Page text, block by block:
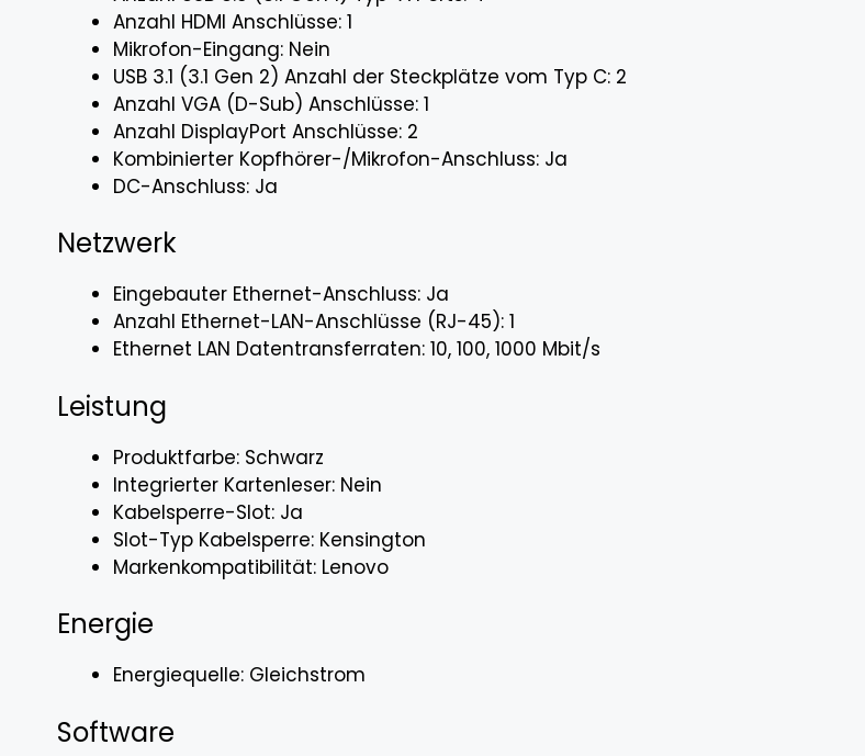
Anzahl HDMI Anschlüsse: 1
Mikrofon-Eingang: Nein
USB 3.1 (3.1 Gen 2) Anzahl der Steckplätze vom Typ C: 2
Anzahl VGA (D-Sub) Anschlüsse: 1
Anzahl DisplayPort Anschlüsse: 2
Kombinierter Kopfhörer-/Mikrofon-Anschluss: Ja
DC-Anschluss: Ja
Netzwerk
Eingebauter Ethernet-Anschluss: Ja
Anzahl Ethernet-LAN-Anschlüsse (RJ-45): 1
Ethernet LAN Datentransferraten: 10, 100, 1000 Mbit/s
Leistung
Produktfarbe: Schwarz
Integrierter Kartenleser: Nein
Kabelsperre-Slot: Ja
Slot-Typ Kabelsperre: Kensington
Markenkompatibilität: Lenovo
Energie
Energiequelle: Gleichstrom
Software